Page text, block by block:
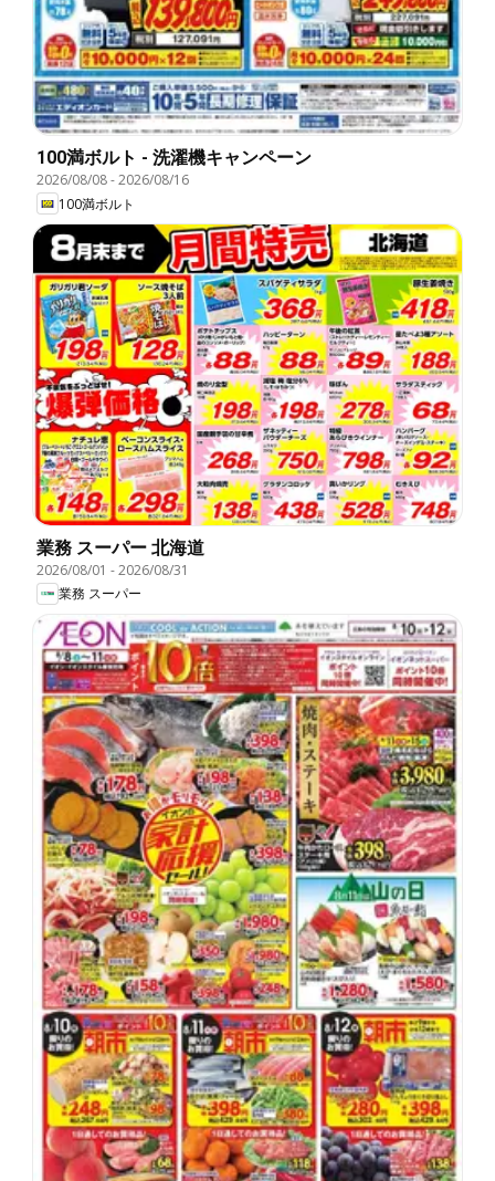
100満ボルト - 洗濯機キャンペーン
2026/08/08-2026/08/16
100満ボルト
業務 スーパー 北海道
2026/08/01 -2026/08/31
業務 スーパー